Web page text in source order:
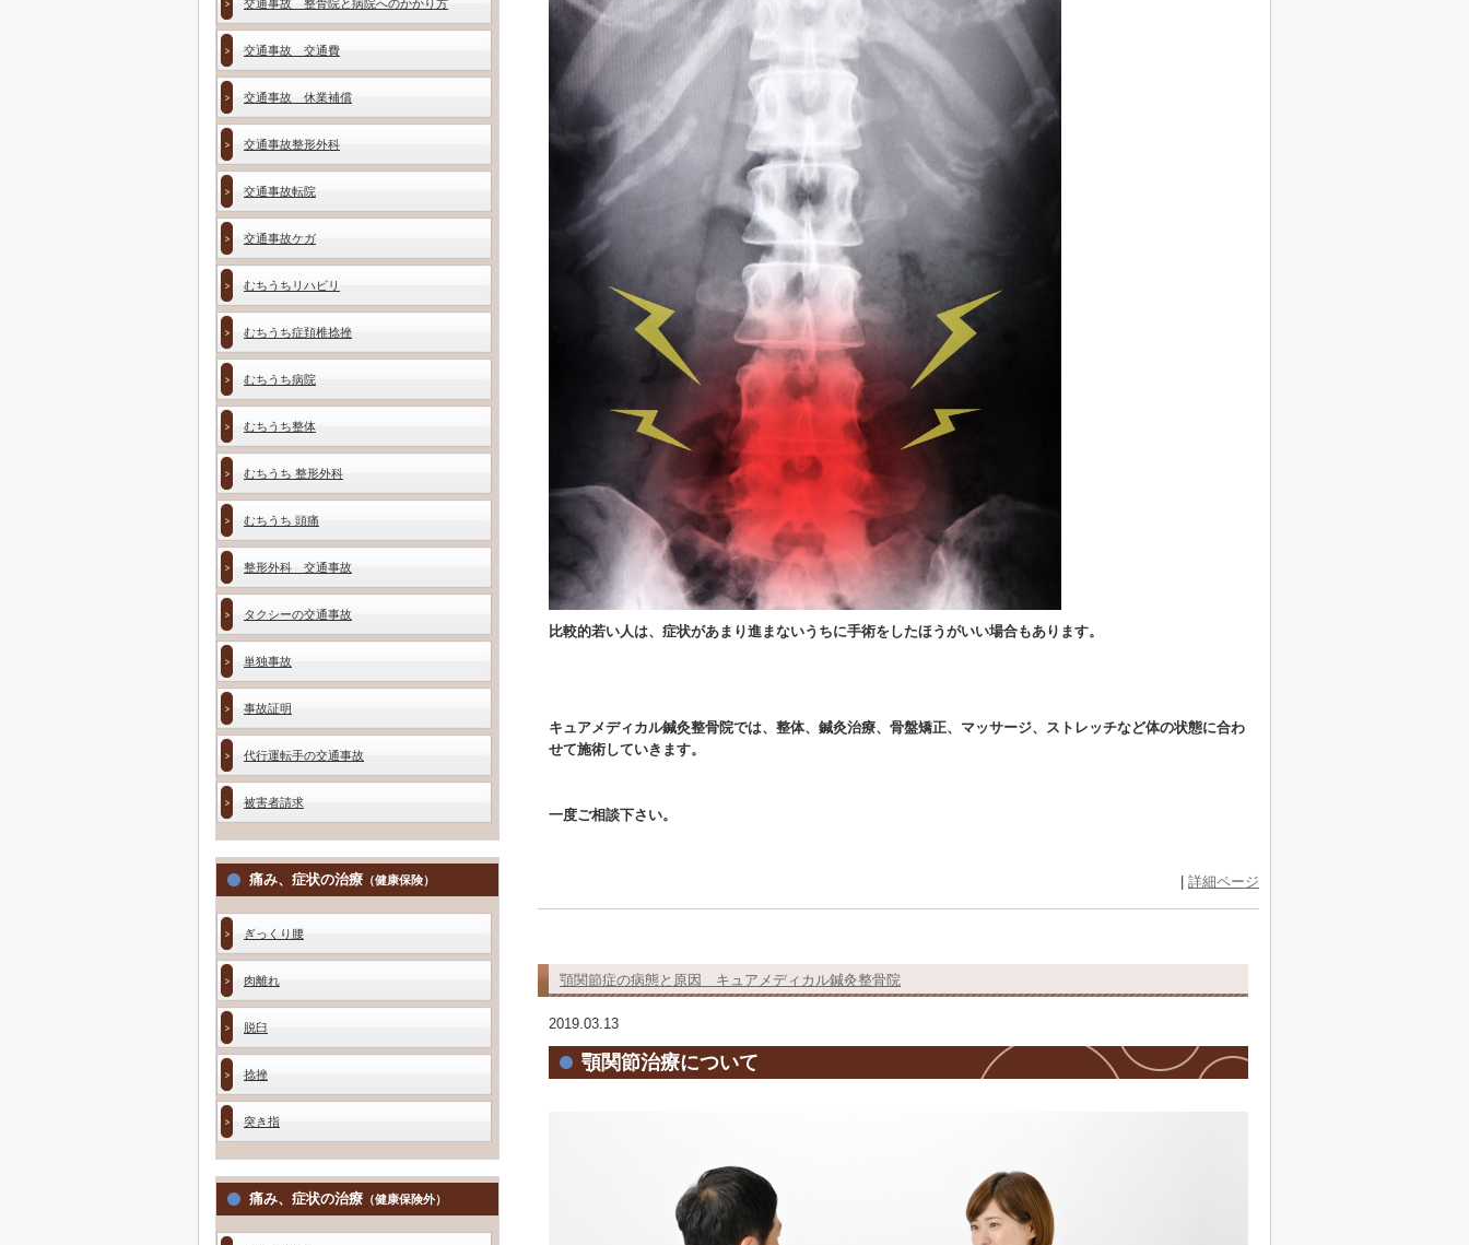
比較的若い人は、症状があまり進まないうちに手術をしたほうがいい場合もあります。
キュアメディカル鍼灸整骨院では、整体、鍼灸治療、骨盤矯正、マッサージ、ストレッチなど体の状態に合わ
せて施術していきます。
一度ご相談下さい。
詳細ページ
顎関節症の病態と原因 キュアメディカル鍼灸整骨院
2019.03.13
顎関節治療について
交通事故 整骨院と病院へのかかり方
交通事故 交通費
交通事故 休業補償
交通事故整形外科
交通事故転院
交通事故ケガ
むちうちリハビリ
むちうち症頚椎捻挫
むちうち病院
むちうち整体
むちうち 整形外科
むちうち 頭痛
整形外科 交通事故
タクシーの交通事故
単独事故
事故証明
代行運転手の交通事故
被害者請求
痛み、症状の治療 （健康保険）
ぎっくり腰
肉離れ
脱臼
捻挫
突き指
痛み、症状の治療 （健康保険外）